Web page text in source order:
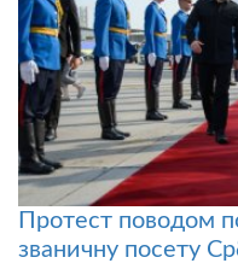
Протест поводом
званичну посету